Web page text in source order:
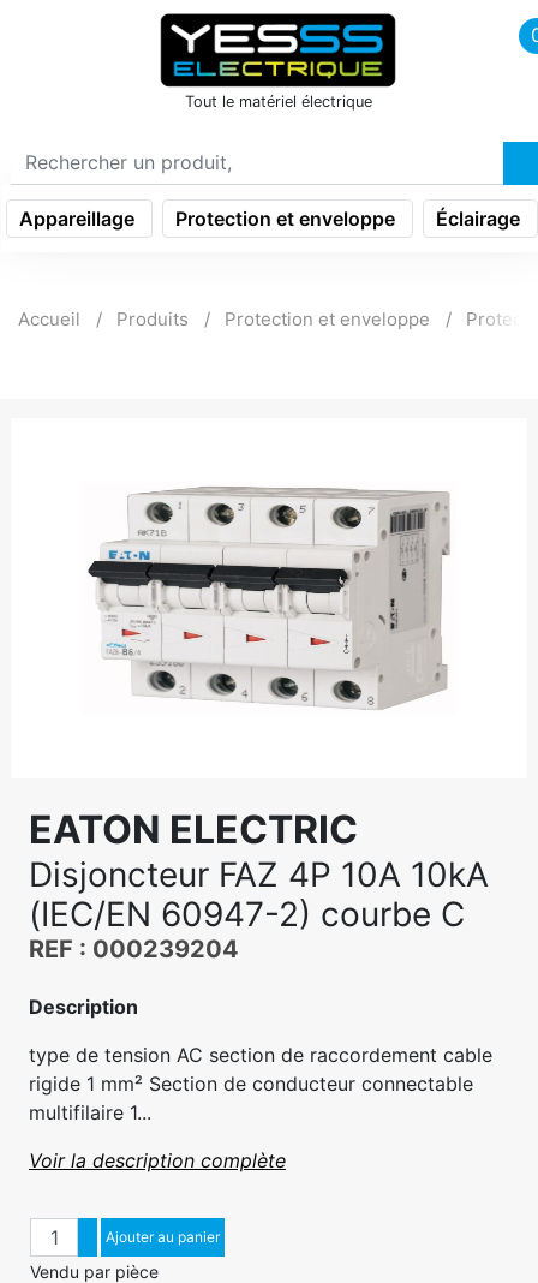
icon menu burger
Tout le matériel électrique
Appareillage Protection et enveloppe Éclairage
Accueil Produits Protection et enveloppe
EATON ELECTRIC
Disjoncteur FAZ 4P 10A 10kA
(IEC/EN 60947-2) courbe C
REF : 000239204
Description
type de tension AC section de raccordement cable
rigide 1 mm² Section de conducteur connectable
multifilaire 1...
Voir la description complète
QuantitéAugmenter quantité
Diminuer quantité
Ajouter au panier
Vendu par pièce